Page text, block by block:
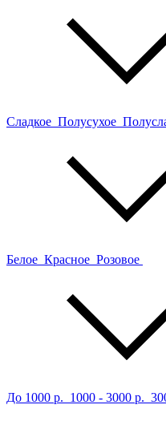
Сладкое Полусухое
Белое Красное Розовое
До 1000 р. 1000 - 3000 р.